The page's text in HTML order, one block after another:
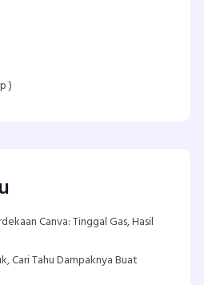
)
Canva: Tinggal Gas, Hasil
Cari Tahu Dampaknya Buat